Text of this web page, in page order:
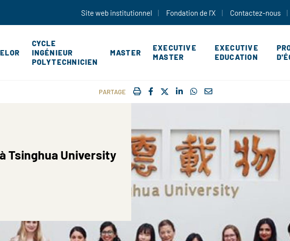
Aller au contenu principal
Site web institutionnel Fondation de l'X Contactez-nous
CYCLE
INGÉNIEUR
POLYTECHNICIEN
MASTER
EXECUTIVE
MASTER
EXECUTIVE
EDUCATION
PARTAGE IMPRIMERFACEBOOK
TWITTER
SHARE ON LINKEDIN
SHARE ON WHATSAPP
COURRIEL
Tsinghua University